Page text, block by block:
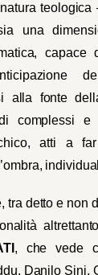
una
capace
alla fonte
complessi e
atti a
tra detto e non
, che vede
Danilo Sini,